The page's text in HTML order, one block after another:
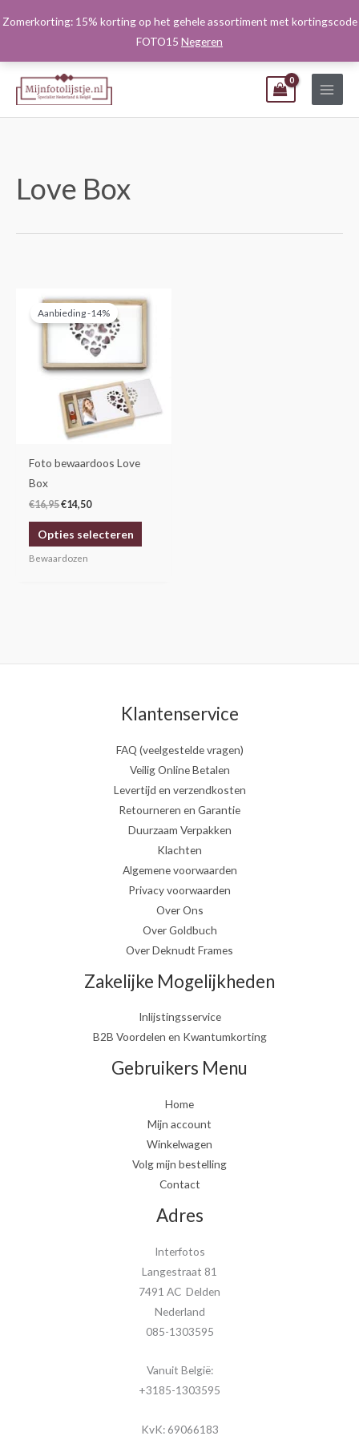
Zomerkorting: 15% korting op het gehele assortiment met kortingscode
FOTO15 Negeren
naar
Love Box
Aanbieding -14%
Foto bewaardoos Love
Box
€16,95
prijs
was:
€16,95.
€14,50
prijs
is:
€14,50.
Opties selecteren
Dit
variaties.
Deze
optie
Bewaardozen
Klantenservice
FAQ (veelgestelde vragen)
Veilig Online Betalen
Levertijd en verzendkosten
Retourneren en Garantie
Duurzaam Verpakken
Klachten
Algemene voorwaarden
Privacy voorwaarden
Over Ons
Over Goldbuch
Over Deknudt Frames
Zakelijke Mogelijkheden
Inlijstingsservice
B2B Voordelen en Kwantumkorting
Gebruikers Menu
Home
Mijn account
Winkelwagen
Volg mijn bestelling
Contact
Adres
Interfotos
Langestraat 81
7491 AC Delden
Nederland
085-1303595
Vanuit België:
+3185-1303595
KvK: 69066183